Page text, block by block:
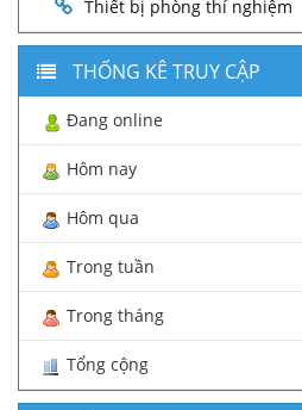
Thiết bị phòng thí nghiệm
THỐNG KÊ TRUY CẬP
Đang online
Hôm nay
Hôm qua
Trong tuần
Trong tháng
Tổng cộng